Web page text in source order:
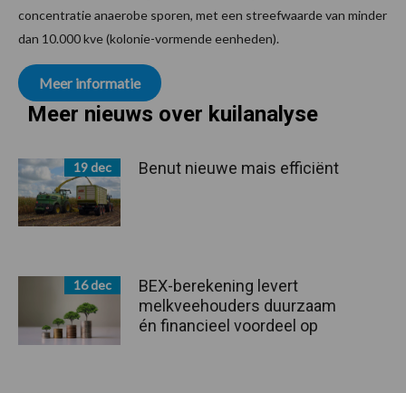
concentratie anaerobe sporen, met een streefwaarde van minder
dan 10.000 kve (kolonie-vormende eenheden).
Meer informatie
Meer nieuws over kuilanalyse
19 dec Benut nieuwe mais efficiënt
16 dec
BEX-berekening levert
melkveehouders duurzaam
én financieel voordeel op